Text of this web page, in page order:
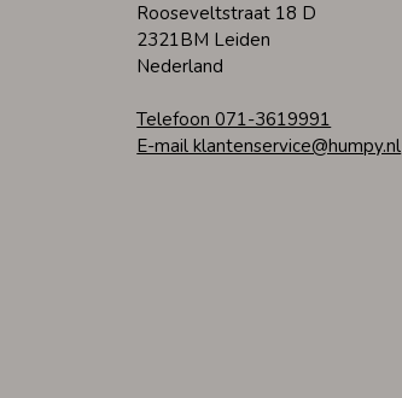
Rooseveltstraat 18 D
2321BM Leiden
Nederland
Telefoon 071-3619991
E-mail klantenservice@humpy.nl